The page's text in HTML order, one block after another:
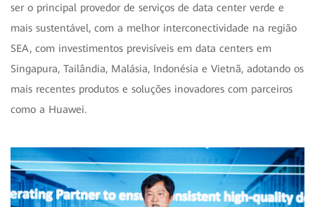
ser o principal provedor de serviços de data center verde e
mais sustentável, com a melhor interconectividade na região
SEA, com investimentos previsíveis em data centers em
Singapura, Tailândia, Malásia, Indonésia e Vietnã, adotando os
mais recentes produtos e soluções inovadores com parceiros
como a Huawei.